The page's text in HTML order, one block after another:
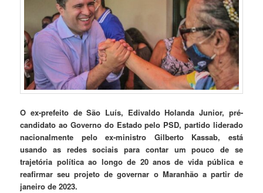
O ex-prefeito de São Luís, Edivaldo Holanda Junior, pré-
candidato ao Governo do Estado pelo PSD, partido liderado
nacionalmente pelo ex-ministro Gilberto Kassab, está
usando as redes sociais para contar um pouco de se
trajetória política ao longo de 20 anos de vida pública e
reafirmar seu projeto de governar o Maranhão a partir de
janeiro de 2023.